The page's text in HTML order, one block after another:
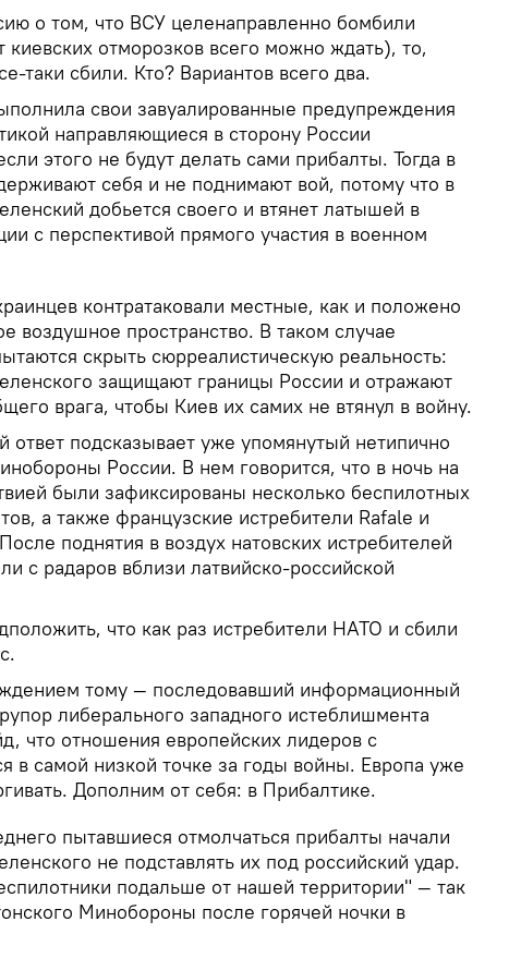
о том, что ВСУ целенаправленно бомбили
отморозков всего можно ждать), то,
таки сбили. Кто? Вариантов всего два.
свои завуалированные предупреждения
направляющиеся в сторону России
этого не будут делать сами прибалты. Тогда в
себя и не поднимают вой, потому что в
добьется своего и втянет латышей в
с перспективой прямого участия в военном
контратаковали местные, как и положено
воздушное пространство. В таком случае
скрыть сюрреалистическую реальность:
защищают границы России и отражают
врага, чтобы Киев их самих не втянул в войну.
ответ подсказывает уже упомянутый нетипично
России. В нем говорится, что в ночь на
были зафиксированы несколько беспилотных
а также французские истребители Rafale и
поднятия в воздух натовских истребителей
с радаров вблизи латвийско-российской
что как раз истребители НАТО и сбили
тому — последовавший информационный
либерального западного истеблишмента
что отношения европейских лидеров с
в самой низкой точке за годы войны. Европа уже
Дополним от себя: в Прибалтике.
пытавшиеся отмолчаться прибалты начали
не подставлять их под российский удар.
подальше от нашей территории" — так
Минобороны после горячей ночки в